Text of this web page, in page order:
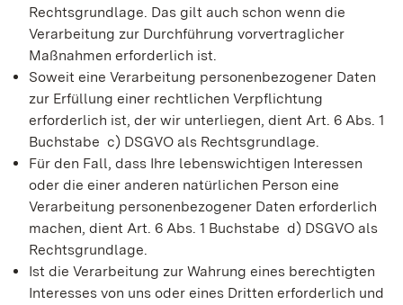
Rechtsgrundlage. Das gilt auch schon wenn die
Verarbeitung zur Durchführung vorvertraglicher
Maßnahmen erforderlich ist.
Soweit eine Verarbeitung personenbezogener Daten
zur Erfüllung einer rechtlichen Verpflichtung
erforderlich ist, der wir unterliegen, dient Art. 6 Abs. 1
Buchstabe c) DSGVO als Rechtsgrundlage.
Für den Fall, dass Ihre lebenswichtigen Interessen
oder die einer anderen natürlichen Person eine
Verarbeitung personenbezogener Daten erforderlich
machen, dient Art. 6 Abs. 1 Buchstabe d) DSGVO als
Rechtsgrundlage.
Ist die Verarbeitung zur Wahrung eines berechtigten
Interesses von uns oder eines Dritten erforderlich und